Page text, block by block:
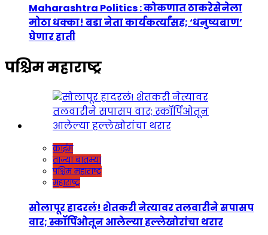
Maharashtra Politics : कोकणात ठाकरेसेनेला
मोठा धक्का! बडा नेता कार्यकर्त्यांसह; ‘धनुष्यबाण’
घेणार हाती
पश्चिम महाराष्ट्र
क्राईम
ताज्या बातम्या
पश्चिम महाराष्ट्र
महाराष्ट्र
सोलापूर हादरलं! शेतकरी नेत्यावर तलवारीने सपासप
वार; स्कॉर्पिओतून आलेल्या हल्लेखोरांचा थरार